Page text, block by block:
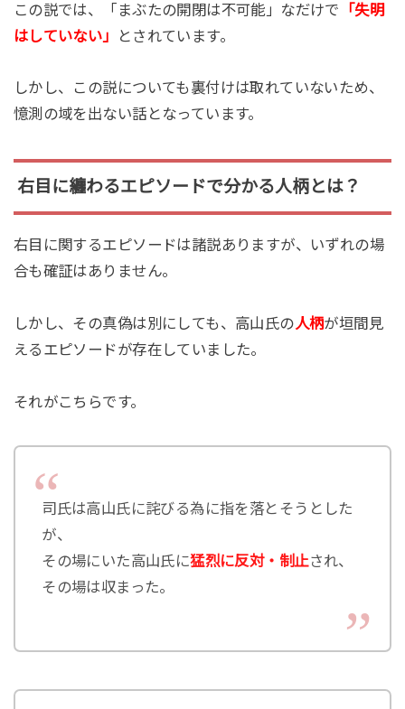
この説では、「まぶたの開閉は不可能」なだけで
「失明
はしていない」
とされています。
しかし、この説についても裏付けは取れていないため、
憶測の域を出ない話となっています。
右目に纏わるエピソードで分かる人柄とは？
右目に関するエピソードは諸説ありますが、いずれの場
合も確証はありません。
しかし、その真偽は別にしても、高山氏の人柄が垣間見
えるエピソードが存在していました。
それがこちらです。
司氏は高山氏に詫びる為に指を落とそうとした
が、
その場にいた高山氏に猛烈に反対・制止され、
その場は収まった。